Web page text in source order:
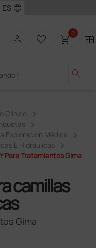
language
search
person favorite_border shopping_cart0 two_pager
Clínico
Exploración Médica
E Hidráulicas
Para Tratamientos Gima
camillas
Gima